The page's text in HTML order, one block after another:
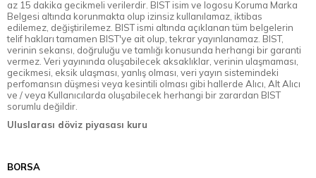
az 15 dakika gecikmeli verilerdir. BIST isim ve logosu Koruma Marka
Belgesi altında korunmakta olup izinsiz kullanılamaz, iktibas
edilemez, değiştirilemez. BIST ismi altında açıklanan tüm belgelerin
telif hakları tamamen BIST'ye ait olup, tekrar yayınlanamaz. BIST,
verinin sekansı, doğruluğu ve tamlığı konusunda herhangi bir garanti
vermez. Veri yayınında oluşabilecek aksaklıklar, verinin ulaşmaması,
gecikmesi, eksik ulaşması, yanlış olması, veri yayın sistemindeki
perfomansın düşmesi veya kesintili olması gibi hallerde Alıcı, Alt Alıcı
ve / veya Kullanıcılarda oluşabilecek herhangi bir zarardan BIST
sorumlu değildir.
Uluslarası döviz piyasası kuru
BORSA